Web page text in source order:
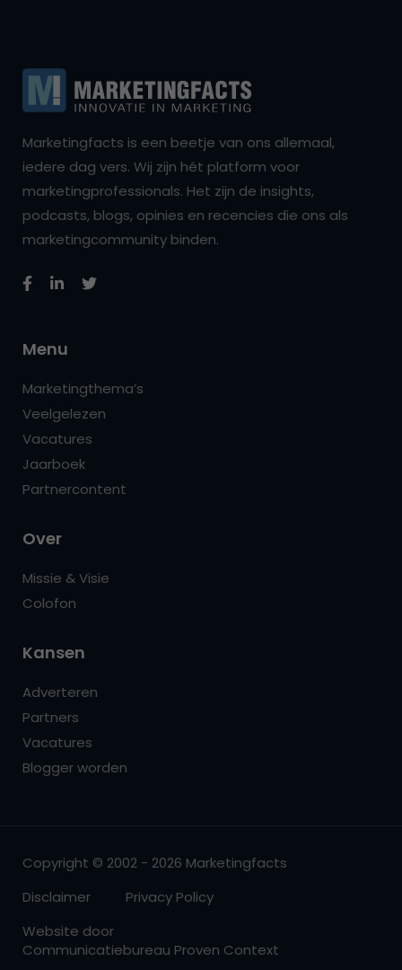
Marketingfacts is een beetje van ons allemaal,
iedere dag vers. Wij zijn hét platform voor
marketingprofessionals. Het zijn de insights,
podcasts, blogs, opinies en recencies die ons als
marketingcommunity binden.
Menu
Marketingthema’s
Veelgelezen
Vacatures
Jaarboek
Partnercontent
Over
Missie & Visie
Colofon
Kansen
Adverteren
Partners
Vacatures
Blogger worden
Copyright © 2002 - 2026 Marketingfacts
Disclaimer
Privacy Policy
Website door
Communicatiebureau Proven Context